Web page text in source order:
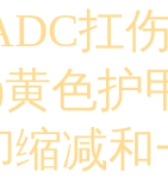
扛
色护
减